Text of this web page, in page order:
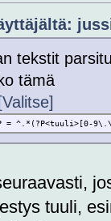
tekstit
tämä
[Valitse]
=
tuuli,